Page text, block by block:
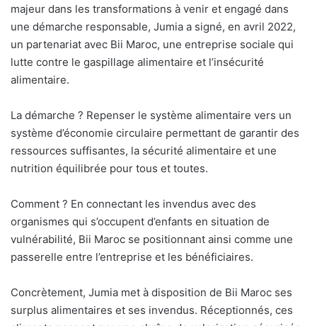
majeur dans les transformations à venir et engagé dans
une démarche responsable, Jumia a signé, en avril 2022,
un partenariat avec Bii Maroc, une entreprise sociale qui
lutte contre le gaspillage alimentaire et l’insécurité
alimentaire.
La démarche ? Repenser le système alimentaire vers un
système d’économie circulaire permettant de garantir des
ressources suffisantes, la sécurité alimentaire et une
nutrition équilibrée pour tous et toutes.
Comment ? En connectant les invendus avec des
organismes qui s’occupent d’enfants en situation de
vulnérabilité, Bii Maroc se positionnant ainsi comme une
passerelle entre l’entreprise et les bénéficiaires.
Concrètement, Jumia met à disposition de Bii Maroc ses
surplus alimentaires et ses invendus. Réceptionnés, ces